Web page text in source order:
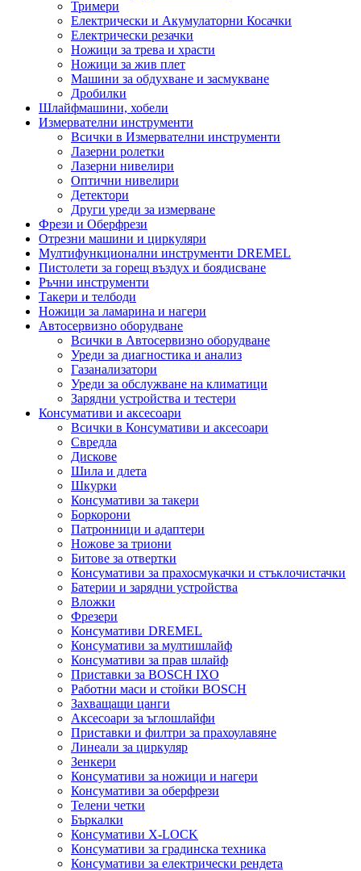
Тримери
Електрически и Акумулаторни Косачки
Електрически резачки
Ножици за трева и храсти
Ножици за жив плет
Машини за обдухване и засмукване
Дробилки
Шлайфмашини, хобели
Измервателни инструменти
Всички в Измервателни инструменти
Лазерни ролетки
Лазерни нивелири
Оптични нивелири
Детектори
Други уреди за измерване
Фрези и Оберфрези
Отрезни машини и циркуляри
Мултифункционални инструменти DREMEL
Пистолети за горещ въздух и боядисване
Ръчни инструменти
Такери и телбоди
Ножици за ламарина и нагери
Автосервизно оборудване
Всички в Автосервизно оборудване
Уреди за диагностика и анализ
Газанализатори
Уреди за обслужване на климатици
Зарядни устройства и тестери
Консумативи и аксесоари
Всички в Консумативи и аксесоари
Свредла
Дискове
Шила и длета
Шкурки
Консумативи за такери
Боркорони
Патронници и адаптери
Ножове за триони
Битове за отвертки
Консумативи за прахосмукачки и стъклочистачки
Батерии и зарядни устройства
Вложки
Фрезери
Консумативи DREMEL
Консумативи за мултишлайф
Консумативи за прав шлайф
Приставки за BOSCH IXO
Работни маси и стойки BOSCH
Захващащи цанги
Аксесоари за ъглошлайфи
Приставки и филтри за прахоулавяне
Линеали за циркуляр
Зенкери
Консумативи за ножици и нагери
Консумативи за оберфрези
Телени четки
Бъркалки
Консумативи X-LOCK
Консумативи за градинска техника
Консумативи за електрически рендета